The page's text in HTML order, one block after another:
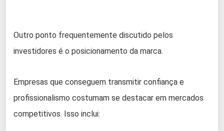
Outro ponto frequentemente discutido pelos
investidores é o posicionamento da marca.
Empresas que conseguem transmitir confiança e
profissionalismo costumam se destacar em mercados
competitivos. Isso inclui: